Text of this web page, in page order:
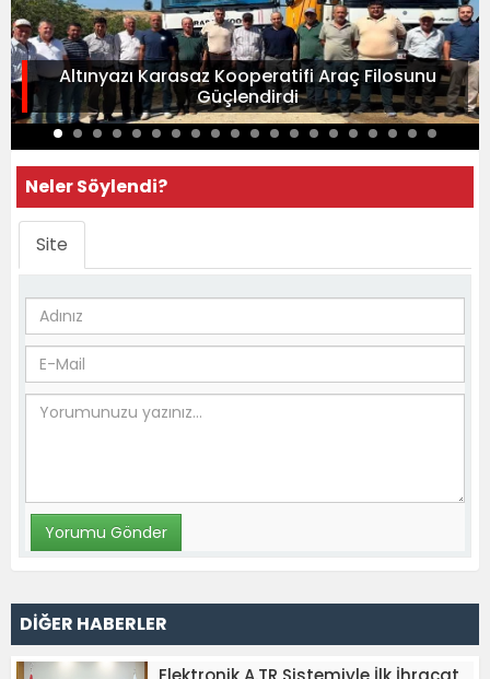
Altınyazı Karasaz Kooperatifi Araç Filosunu
Güçlendirdi
Neler Söylendi?
Site
DİĞER HABERLER